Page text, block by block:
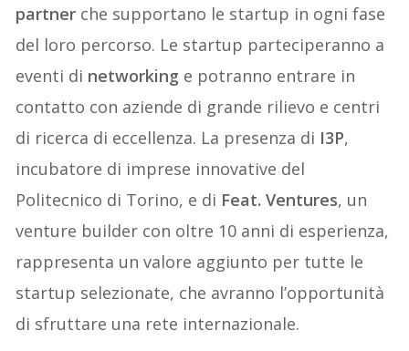
partner che supportano le startup in ogni fase
del loro percorso. Le startup parteciperanno a
eventi di networking e potranno entrare in
contatto con aziende di grande rilievo e centri
di ricerca di eccellenza. La presenza di I3P,
incubatore di imprese innovative del
Politecnico di Torino, e di Feat. Ventures, un
venture builder con oltre 10 anni di esperienza,
rappresenta un valore aggiunto per tutte le
startup selezionate, che avranno l’opportunità
di sfruttare una rete internazionale.